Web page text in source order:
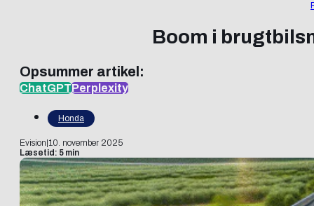
Boom i
Opsummer artikel:
ChatGPTPerplexity
Honda
Evision 10. november 2025
Læsetid: 5 min